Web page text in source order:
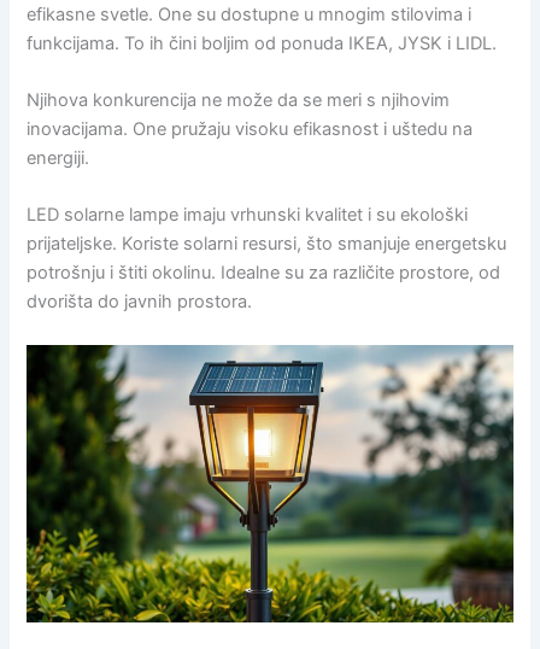
efikasne svetle. One su dostupne u mnogim stilovima i
funkcijama. To ih čini boljim od ponuda IKEA, JYSK i LIDL.
Njihova konkurencija ne može da se meri s njihovim
inovacijama. One pružaju visoku efikasnost i uštedu na
energiji.
LED solarne lampe imaju vrhunski kvalitet i su ekološki
prijateljske. Koriste solarni resursi, što smanjuje energetsku
potrošnju i štiti okolinu. Idealne su za različite prostore, od
dvorišta do javnih prostora.